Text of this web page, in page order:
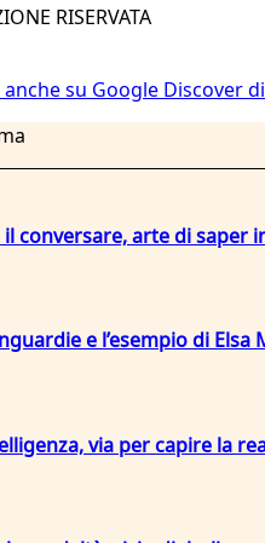
RISERVATA
anche su Google Discover
il conversare, arte di saper
e l’esempio di Elsa
via per capire la